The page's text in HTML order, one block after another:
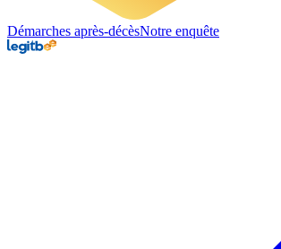
Démarches après-décèsNotre enquête